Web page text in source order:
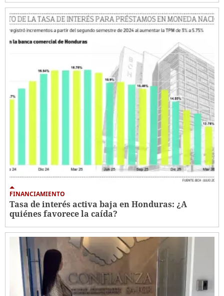
FINANCIAMIENTO
Tasa de interés activa baja en Honduras: ¿A
quiénes favorece la caída?